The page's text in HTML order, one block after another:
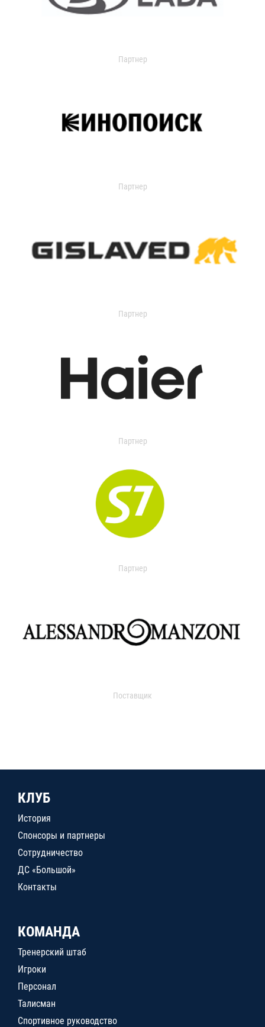
Партнер
Партнер
Партнер
Партнер
Партнер
Поставщик
КЛУБ
История
Спонсоры и партнеры
Сотрудничество
ДС «Большой»
Контакты
КОМАНДА
Тренерский штаб
Игроки
Персонал
Талисман
Спортивное руководство